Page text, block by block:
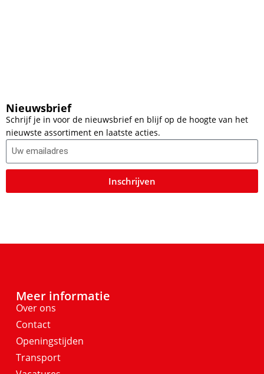
Nieuwsbrief
Schrijf je in voor de nieuwsbrief en blijf op de hoogte van het
nieuwste assortiment en laatste acties.
Inschrijven
Meer informatie
Over ons
Contact
Openingstijden
Transport